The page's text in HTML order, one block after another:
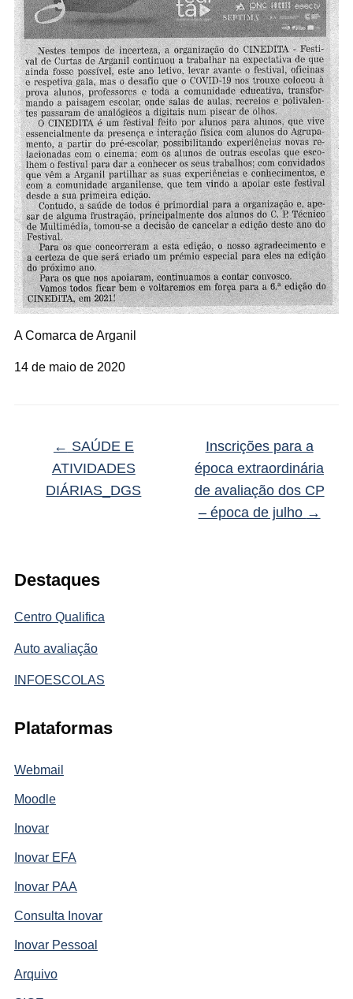
Destaques
Centro Qualifica
Auto avaliação
INFOESCOLAS
Plataformas
Webmail
Moodle
Inovar
Inovar EFA
Inovar PAA
Consulta Inovar
Inovar Pessoal
Arquivo
A Comarca de Arganil
14 de maio de 2020
← SAÚDE E
ATIVIDADES
DIÁRIAS_DGS
Inscrições para a
época extraordinária
de avaliação dos CP
– época de julho →